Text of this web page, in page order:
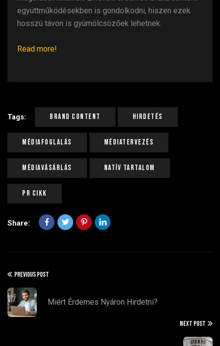
együttműködésekben is gondolkodni, hiszen ezek
hosszú távon is gyümölcsözőek lehetnek.
Read more!
Tags: Brand Content Hirdetés
Médiafoglalás Médiatervezés
Médiavásárlás Natív Tartalom
PR Cikk
Share:
PREVIOUS POST
Miért Érdemes Nyáron Hirdetni?
NEXT POST